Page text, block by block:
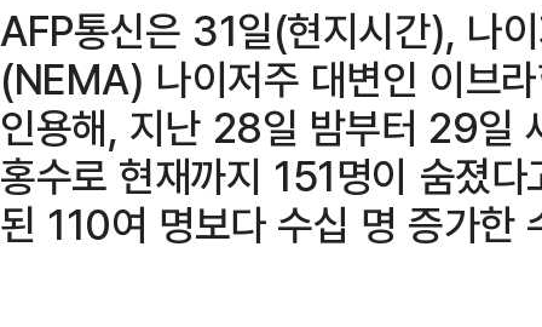
AFP통신은 31일(현지시간), 나
(NEMA) 나이저주 대변인 이브
인용해, 지난 28일 밤부터 29일
홍수로 현재까지 151명이 숨졌
된 110여 명보다 수십 명 증가한